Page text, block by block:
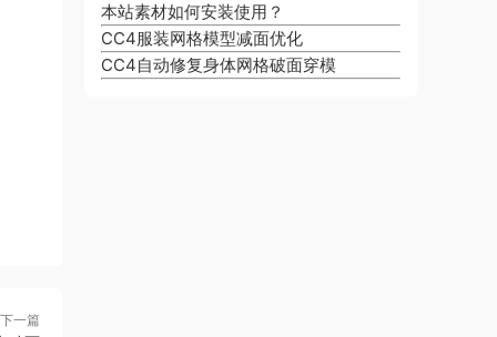
下一篇
本站素材如何安装使用？
CC4服装网格模型减面优化
CC4自动修复身体网格破面穿模